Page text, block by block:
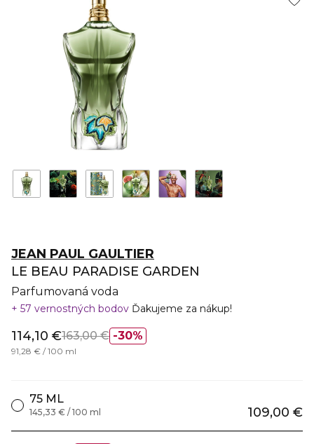
JEAN PAUL GAULTIER
LE BEAU PARADISE GARDEN
Parfumovaná voda
57 vernostných bodov Ďakujeme za nákup!
30%
114,10 €163,00 €
91,28 € / 100 ml
75 ML
109,00 €
145,33 € / 100 ml